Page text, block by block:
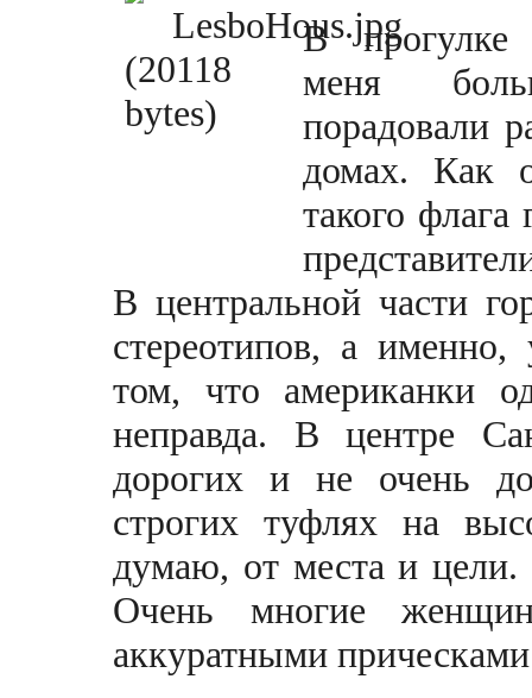
В
меня
порадовали
домах. Как
такого
В центральной части
стереотипов, а
том, что американки
неправда. В центре
дорогих и не очень
строгих туфлях на
думаю, от места и цели.
Очень многие
аккуратными